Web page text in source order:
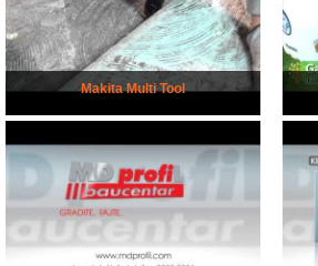
Makita Multi Tool